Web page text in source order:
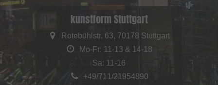
kunstform Stuttgart
Rotebühlstr. 63, 70178 Stuttgart
Mo-Fr: 11-13 & 14-18
Sa: 11-16
+49/711/21954890